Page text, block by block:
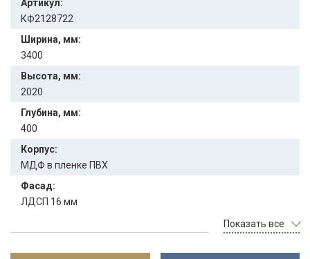
Артикул:
КФ2128722
Ширина, мм:
3400
Высота, мм:
2020
Глубина, мм:
400
Корпус:
МДФ в пленке ПВХ
Фасад:
ЛДСП 16 мм
Показать все